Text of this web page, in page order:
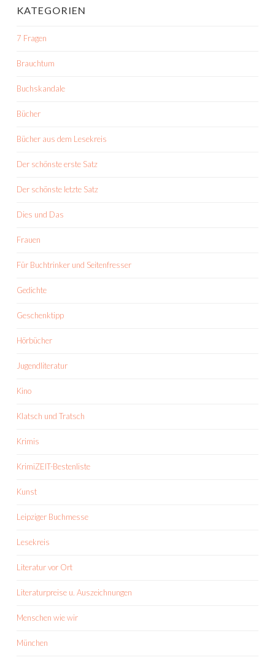
KATEGORIEN
7 Fragen
Brauchtum
Buchskandale
Bücher
Bücher aus dem Lesekreis
Der schönste erste Satz
Der schönste letzte Satz
Dies und Das
Frauen
Für Buchtrinker und Seitenfresser
Gedichte
Geschenktipp
Hörbücher
Jugendliteratur
Kino
Klatsch und Tratsch
Krimis
KrimiZEIT-Bestenliste
Kunst
Leipziger Buchmesse
Lesekreis
Literatur vor Ort
Literaturpreise u. Auszeichnungen
Menschen wie wir
München